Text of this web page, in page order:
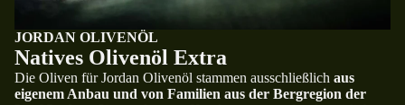
JORDAN OLIVENÖL
Natives Olivenöl Extra
Die Oliven für Jordan Olivenöl stammen ausschließlich aus
eigenem Anbau und von Familien aus der Bergregion der